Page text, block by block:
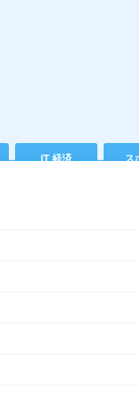
IT 経済 ス